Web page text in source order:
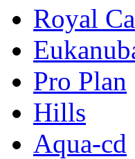
Royal
Pro Plan
Hills
Aqua-cd